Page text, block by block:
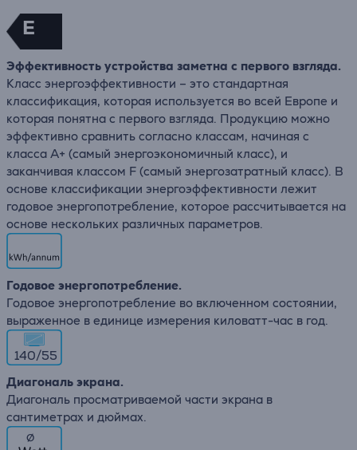
E
Эффективность устройства заметна с первого взгляда.
Класс энергоэффективности – это стандартная
классификация, которая используется во всей Европе и
которая понятна с первого взгляда. Продукцию можно
эффективно сравнить согласно классам, начиная с
класса A+ (самый энергоэкономичный класс), и
заканчивая классом F (самый энергозатратный класс). В
основе классификации энергоэффективности лежит
годовое энергопотребление, которое рассчитывается на
основе нескольких различных параметров.
Годовое энергопотребление.
Годовое энергопотребление во включенном состоянии,
выраженное в единице измерения киловатт-час в год.
140/55
Диагональ экрана.
Диагональ просматриваемой части экрана в
сантиметрах и дюймах.
∅